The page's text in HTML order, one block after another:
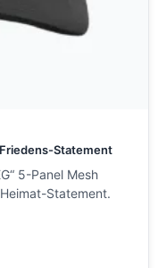
Friedens-Statement
5-Panel Mesh
Statement.